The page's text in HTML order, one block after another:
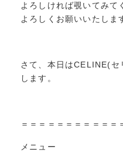
よろしければ覗いてみて
よろしくお願いいたしま
さて、本日はCELINE(セ
します。
＝＝＝＝＝＝＝＝＝＝＝
メニュー